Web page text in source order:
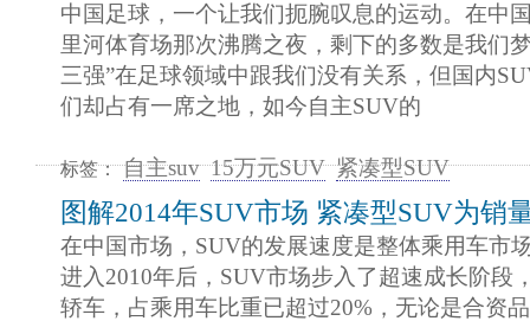
中国足球，一个让我们扼腕叹息的运动。在中
里河体育场那次沸腾之夜，剩下的多数是我们
三强”在足球领域中跟我们没有关系，但国内
们却占有一席之地，如今自主SUV的
标签： 自主suv 15万元SUV 紧凑型SUV
图解2014年SUV市场 紧凑型SUV为销
在中国市场，SUV的发展速度是整体乘用车市
进入2010年后，SUV市场步入了超速成长阶段
轿车，占乘用车比重已超过20%，无论是合资